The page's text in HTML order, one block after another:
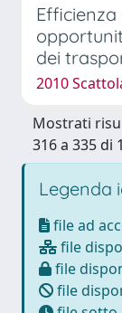
dei
2010
Mostrati
316 a 335 di
Legenda
file ad
file
file
file